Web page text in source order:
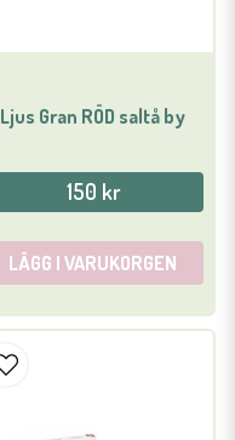
Ljus Gran RÖD saltå by
150 kr
LÄGG I VARUKORGEN